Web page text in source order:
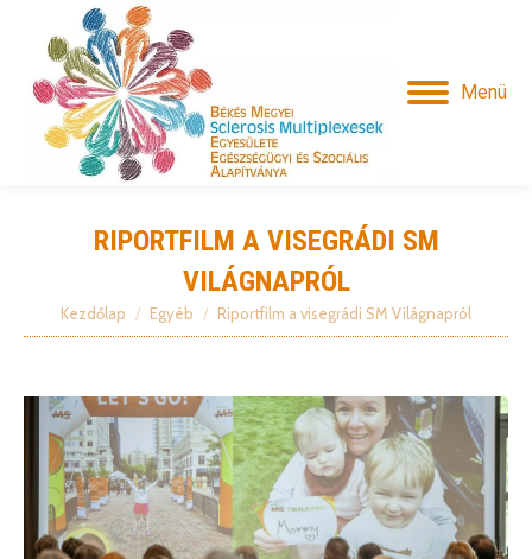
Menü
RIPORTFILM A VISEGRÁDI SM
VILÁGNAPRÓL
Itt vagy:
Kezdőlap Egyéb Riportfilm a visegrádi SM Világnapról